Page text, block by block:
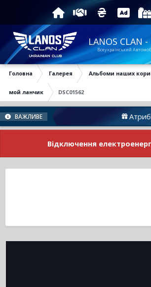
LANOS CLAN
Всеукраїнський
Головна Галерея Альбоми наших
мой ланчик DSC01562
ВАЖЛИВЕ
Відключення